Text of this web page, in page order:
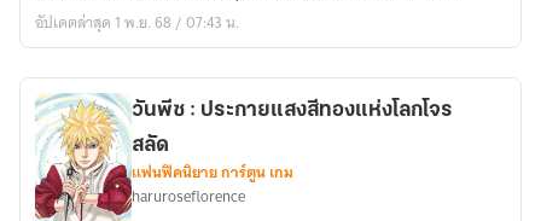
ภัย
กลุ่ม
โจร
สลัด
แมว
ขาว
อัปเดตล่าสุด 1 พ.ย. 68 / 07:43 น.
วันพีซ : ประกายแสงสีทองแห่งโลกโจร
สลัด
แฟนฟิคนิยาย การ์ตูน เกม
haruroseflorence